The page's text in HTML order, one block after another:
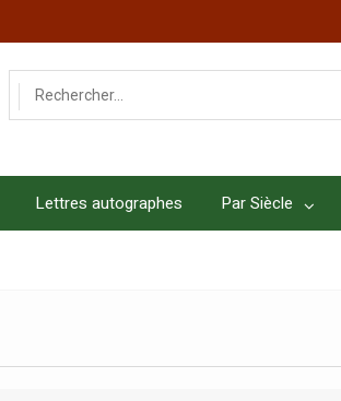
Lettres autographes Par Siècle